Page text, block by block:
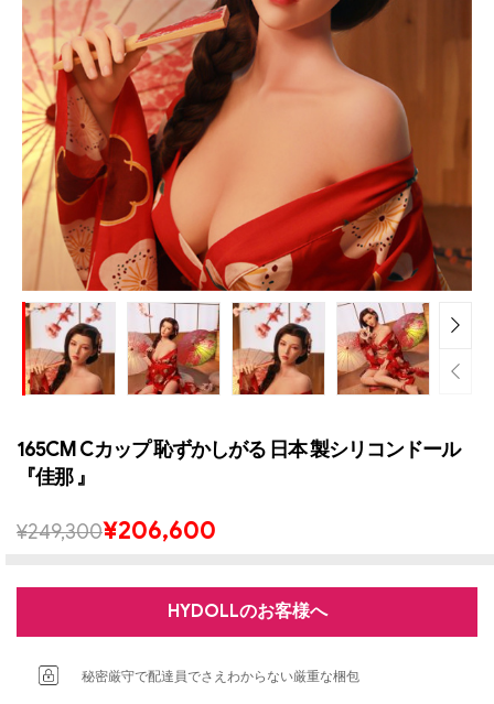
165CM Cカップ 恥ずかしがる 日本 製シリコンドール
『佳那 』
¥249,300¥206,600
HYDOLLのお客様へ
秘密厳守で配達員でさえわからない厳重な梱包